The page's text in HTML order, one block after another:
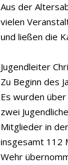
Aus der
vielen
und ließen die
Jugendleiter
Zu Beginn des
Es wurden
zwei
Mitglieder in
insgesamt 112
Wehr